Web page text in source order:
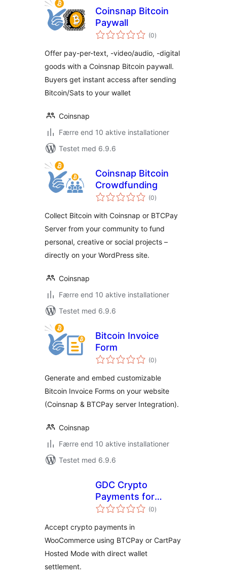
Coinsnap Bitcoin
Paywall
(0totale
bedømmelser
)
Offer pay-per-text, -video/audio, -digital
goods with a Coinsnap Bitcoin paywall.
Buyers get instant access after sending
Bitcoin/Sats to your wallet
Coinsnap
Færre end 10 aktive installationer
Testet med 6.9.6
Coinsnap Bitcoin
Crowdfunding
(0totale
bedømmelser
)
Collect Bitcoin with Coinsnap or BTCPay
Server from your community to fund
personal, creative or social projects –
directly on your WordPress site.
Coinsnap
Færre end 10 aktive installationer
Testet med 6.9.6
Bitcoin Invoice
Form
(0totale
bedømmelser
)
Generate and embed customizable
Bitcoin Invoice Forms on your website
(Coinsnap & BTCPay server Integration).
Coinsnap
Færre end 10 aktive installationer
Testet med 6.9.6
GDC Crypto
Payments for
WooCommerce
(0totale
bedømmelser
)
Accept crypto payments in
WooCommerce using BTCPay or CartPay
Hosted Mode with direct wallet
settlement.